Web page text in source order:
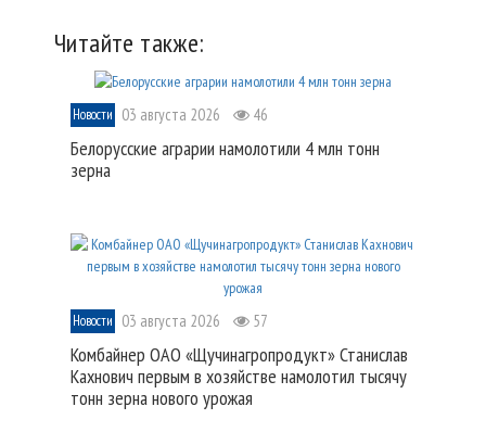
Читайте также:
Новости 03 августа 2026 46
Белорусские аграрии намолотили 4 млн тонн
зерна
Новости 03 августа 2026 57
Комбайнер ОАО «Щучинагропродукт» Станислав
Кахнович первым в хозяйстве намолотил тысячу
тонн зерна нового урожая